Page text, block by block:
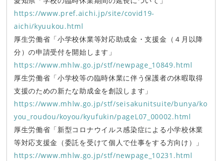
https://www.pref.aichi.jp/site/covid19-
aichi/kyuukou.html
厚生労働省「小学校休業等対応助成金・支援金（４月以降
分）の申請受付を開始します」
https://www.mhlw.go.jp/stf/newpage_10849.html
厚生労働省「小学校等の臨時休業に伴う保護者の休暇取得
支援のための新たな助成金を創設します」
https://www.mhlw.go.jp/stf/seisakunitsuite/bunya/ko
you_roudou/koyou/kyufukin/pageL07_00002.html
厚生労働省「新型コロナウイルス感染症による小学校休業
等対応支援金（委託を受けて個人で仕事をする方向け）」
https://www.mhlw.go.jp/stf/newpage_10231.html